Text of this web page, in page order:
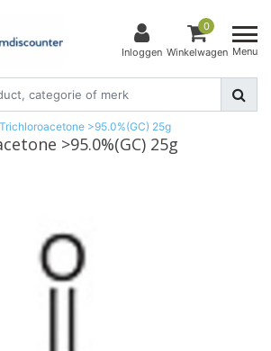
Inloggen
0
Winkelwagen Menu
Trichloroacetone >95.0%(GC) 25g
>95.0%(GC) 25g